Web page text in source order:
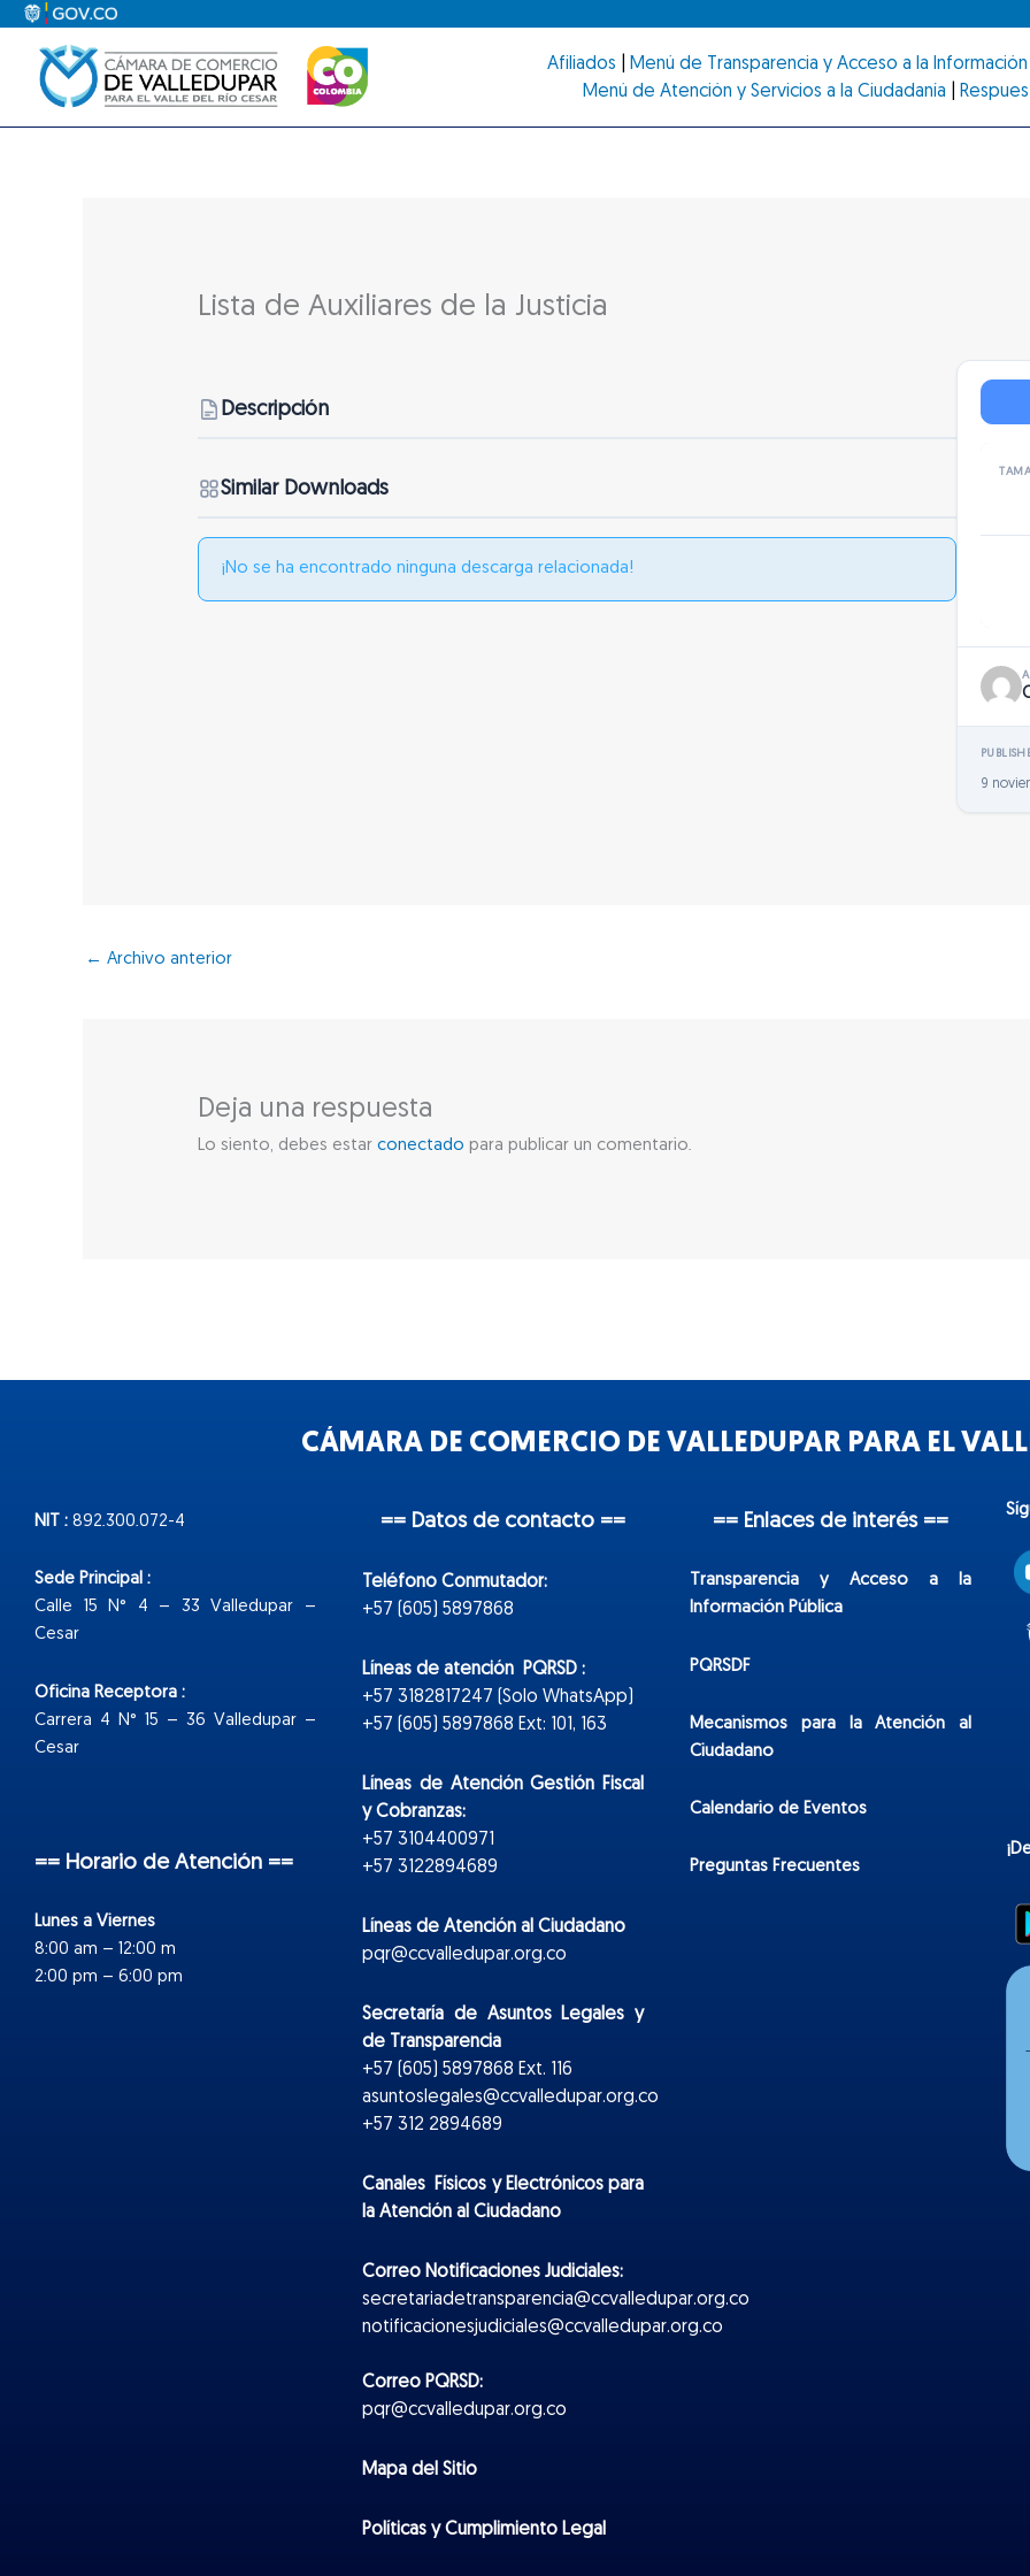
contenido
Afiliados Menú de Transparencia y Acceso a la Información
Menú de Atención y Servicios a la Ciudadanía
Lista de Auxiliares de la Justicia
Descripción
Similar Downloads
¡No se ha encontrado ninguna descarga relacionada!
9
← Archivo anterior
Deja una respuesta
Lo siento, debes estarconectado para publicar un comentario.
CÁMARA DE COMERCIO DE VALLEDUPAR PARA EL
NIT : 892.300.072-4
Sede Principal :
Calle 15 N° 4 – 33 Valledupar –
Cesar
Oficina Receptora :
Carrera 4 N° 15 – 36 Valledupar –
Cesar
== Horario de Atención ==
Lunes a Viernes
8:00 am – 12:00 m
2:00 pm – 6:00 pm
== Datos de contacto ==
Teléfono Conmutador:
+57 (605) 5897868
Líneas de atención PQRSD :
+57 3182817247 (Solo WhatsApp)
+57 (605) 5897868 Ext: 101, 163
Líneas de Atención Gestión Fiscal
y Cobranzas:
+57 3104400971
+57 3122894689
Líneas de Atención al Ciudadano
pqr@ccvalledupar.org.co
Secretaría de Asuntos Legales y
de Transparencia
+57 (605) 5897868 Ext. 116
asuntoslegales@ccvalledupar.org.co
+57 312 2894689
Canales Físicos yElectrónicospara
la Atención al Ciudadano
Correo Notificaciones Judiciales:
secretariadetransparencia@ccvalledupar.org.co
notificacionesjudiciales@ccvalledupar.org.co
Correo PQRSD:
pqr@ccvalledupar.org.co
Mapa del Sitio
Políticas y Cumplimiento Legal
== Enlaces de interés ==
Transparencia y Acceso a la
Información Pública
PQRSDF
Mecanismos para la Atención al
Ciudadano
Calendario de Eventos
Preguntas Frecuentes